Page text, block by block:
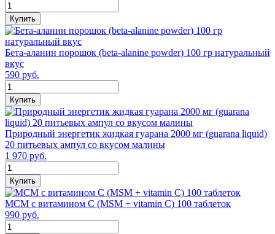
Купить
Бета-аланин порошок (beta-alanine powder) 100 гр натуральный
вкус
590 руб.
Купить
Природный энергетик жидкая гуарана 2000 мг (guarana liquid)
20 питьевых ампул со вкусом малины
1 970 руб.
Купить
МСМ с витамином С (MSM + vitamin C) 100 таблеток
990 руб.